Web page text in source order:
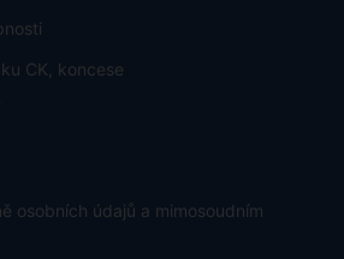
CK, koncese
osobních údajů a mimosoudním